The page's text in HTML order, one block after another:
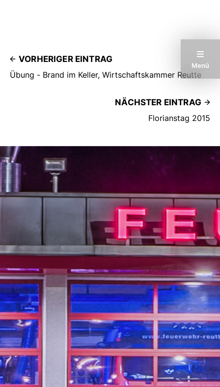
Menü
VORHERIGER EINTRAG
Übung - Brand im Keller, Wirtschaftskammer Reutte
NÄCHSTER EINTRAG
Florianstag 2015